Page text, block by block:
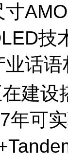
技
话
建设
年可